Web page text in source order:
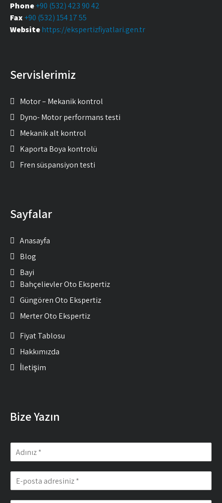
Phone+90 (532) 423 90 42
Fax+90 (532) 154 17 55
Websitehttps://ekspertizfiyatlari.gen.tr
Servislerimiz
Motor – Mekanik kontrol
Dyno- Motor performans testi
Mekanik alt kontrol
Kaporta Boya kontrolü
Fren süspansiyon testi
Sayfalar
Anasayfa
Blog
Bayi
Bahçelievler Oto Ekspertiz
Güngören Oto Ekspertiz
Merter Oto Ekspertiz
Fiyat Tablosu
Hakkımızda
İletişim
Bize Yazın